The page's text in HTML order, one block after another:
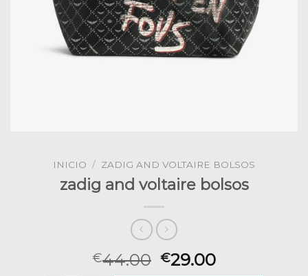
INICIO / ZADIG AND VOLTAIRE BOLSOS
zadig and voltaire bolsos
€44.00 €29.00